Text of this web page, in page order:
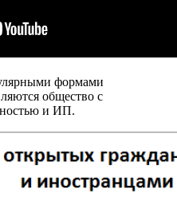
формами
общество с
и ИП.